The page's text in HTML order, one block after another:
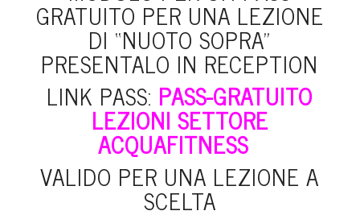
GRATUITO PER UNA LEZIONE
DI “NUOTO SOPRA”
PRESENTALO IN RECEPTION
LINK PASS: PASS-GRATUITO
LEZIONI SETTORE
ACQUAFITNESS
VALIDO PER UNA LEZIONE A
SCELTA